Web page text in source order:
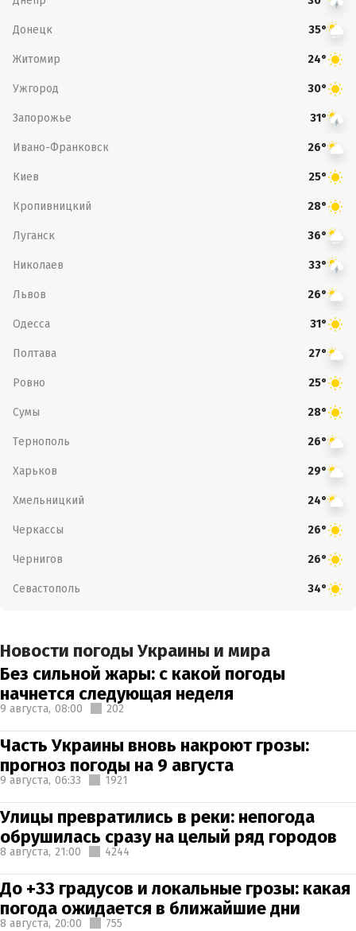
Донецк 35°
Житомир 24°
Ужгород 30°
Запорожье 31°
Ивано-Франковск 26°
Киев 25°
Кропивницкий 28°
Луганск 36°
Николаев 33°
Львов 26°
Одесса 31°
Полтава 27°
Ровно 25°
Сумы 28°
Тернополь 26°
Харьков 29°
Хмельницкий 24°
Черкассы 26°
Чернигов 26°
Севастополь 34°
Новости погоды Украины и мира
Без сильной жары: с какой погоды
начнется следующая неделя
9 августа, 08:00 202
Часть Украины вновь накроют грозы:
прогноз погоды на 9 августа
9 августа, 06:33 1921
Улицы превратились в реки: непогода
обрушилась сразу на целый ряд городов
8 августа, 21:00 4244
До +33 градусов и локальные грозы: какая
погода ожидается в ближайшие дни
8 августа, 20:00 755